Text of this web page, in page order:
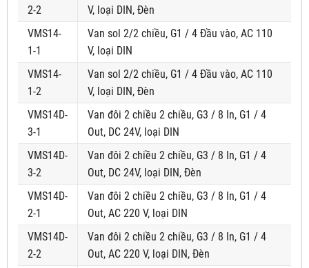
2-2
V, loại DIN, Đèn
VMS14-
1-1
Van sol 2/2 chiều, G1 / 4 Đầu vào, AC 110
V, loại DIN
VMS14-
1-2
Van sol 2/2 chiều, G1 / 4 Đầu vào, AC 110
V, loại DIN, Đèn
VMS14D-
3-1
Van đôi 2 chiều 2 chiều, G3 / 8 In, G1 / 4
Out, DC 24V, loại DIN
VMS14D-
3-2
Van đôi 2 chiều 2 chiều, G3 / 8 In, G1 / 4
Out, DC 24V, loại DIN, Đèn
VMS14D-
2-1
Van đôi 2 chiều 2 chiều, G3 / 8 In, G1 / 4
Out, AC 220 V, loại DIN
VMS14D-
2-2
Van đôi 2 chiều 2 chiều, G3 / 8 In, G1 / 4
Out, AC 220 V, loại DIN, Đèn